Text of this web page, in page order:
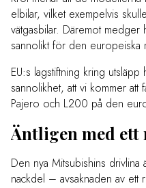
elbilar, vilket exempelvis
vätgasbilar. Däremot medger
sannolikt för den europeiska
EU:s lagstiftning kring
sannolikhet, att vi kommer att
Pajero och L200 på den
Äntligen med
Den nya Mitsubishins drivlina
nackdel – avsaknaden av ett